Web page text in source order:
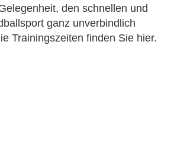
den schnellen und
ganz unverbindlich
Trainingszeiten finden Sie hier.